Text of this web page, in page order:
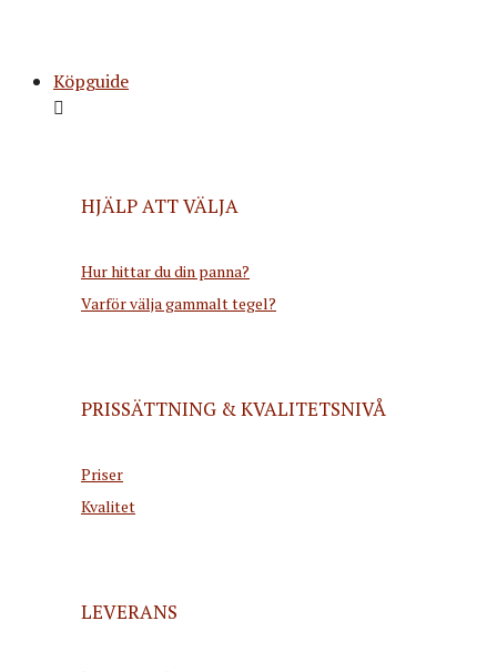
Köpguide
HJÄLP ATT VÄLJA
Hur hittar du din panna?
Varför välja gammalt tegel?
PRISSÄTTNING & KVALITETSNIVÅ
Priser
Kvalitet
LEVERANS